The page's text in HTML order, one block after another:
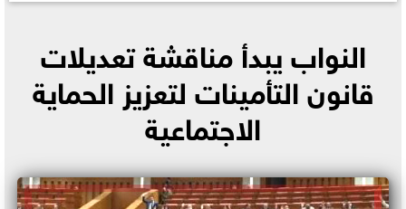
النواب يبدأ مناقشة تعديلات
قانون التأمينات لتعزيز الحماية
الاجتماعية